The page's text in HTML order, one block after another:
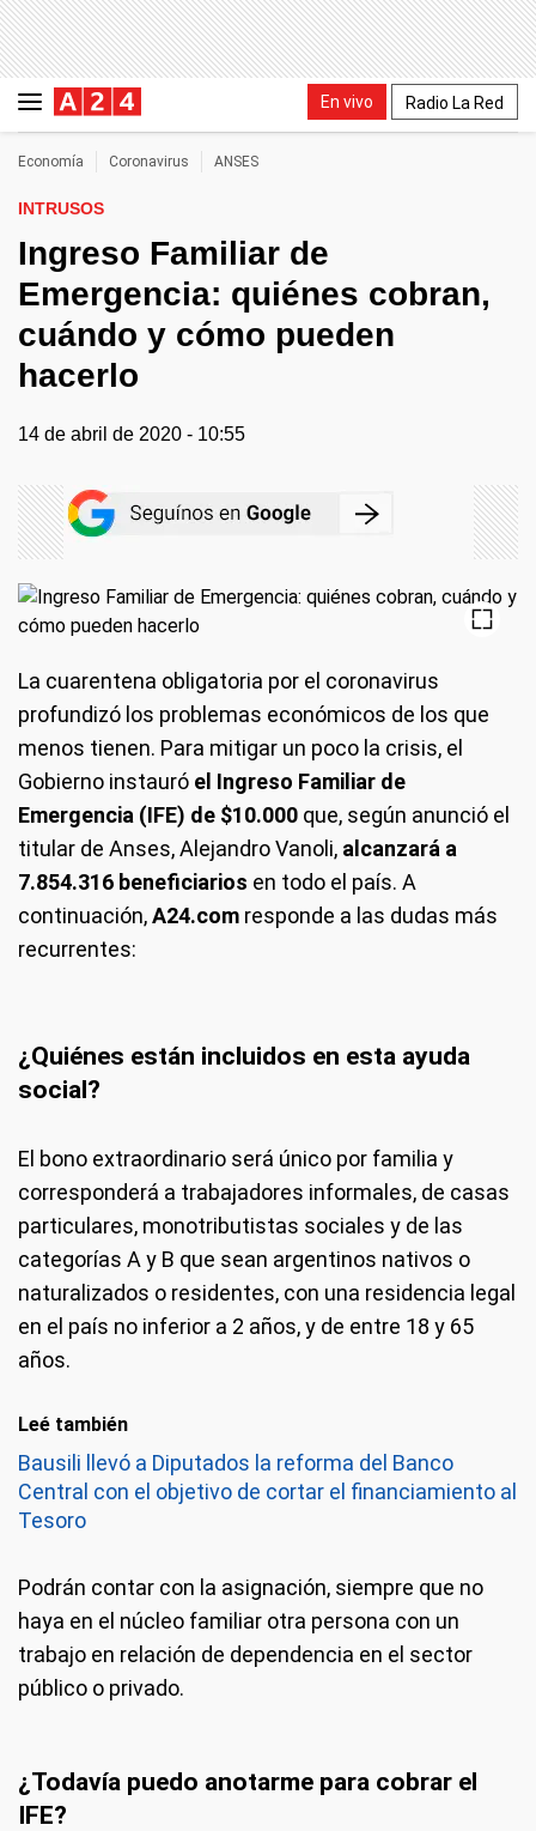
En vivo Radio La Red
Economía Coronavirus ANSES
INTRUSOS
Ingreso Familiar de
Emergencia: quiénes cobran,
cuándo y cómo pueden
hacerlo
14 de abril de 2020 - 10:55
La cuarentena obligatoria por el coronavirus
profundizó los problemas económicos de los que
menos tienen. Para mitigar un poco la crisis, el
Gobierno instauró el Ingreso Familiar de
Emergencia (IFE) de $10.000 que, según anunció el
titular de Anses, Alejandro Vanoli, alcanzará a
7.854.316 beneficiarios en todo el país. A
continuación,A24.com responde a las dudas más
recurrentes:
¿Quiénes están incluidos en esta ayuda
social?
El bono extraordinario será único por familia y
corresponderá a trabajadores informales, de casas
particulares, monotributistas sociales y de las
categorías A y B que sean argentinos nativos o
naturalizados o residentes, con una residencia legal
en el país no inferior a 2 años, y de entre 18 y 65
años.
Leé también
Bausili llevó a Diputados la reforma del Banco
Central con el objetivo de cortar el financiamiento al
Tesoro
Podrán contar con la asignación, siempre que no
haya en el núcleo familiar otra persona con un
trabajo en relación de dependencia en el sector
público o privado.
¿Todavía puedo anotarme para cobrar el
IFE?